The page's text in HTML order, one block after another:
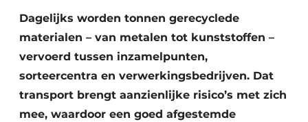
Persen
Uitrustingsstukken
Dagelijks worden tonnen gerecyclede
materialen – van metalen tot kunststoffen –
vervoerd tussen inzamelpunten,
sorteercentra en verwerkingsbedrijven. Dat
transport brengt aanzienlijke risico’s met zich
mee, waardoor een goed afgestemde